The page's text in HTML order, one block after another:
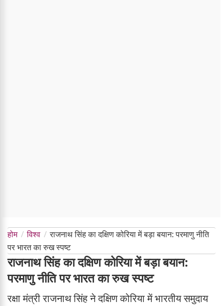
होम विश्व
राजनाथ सिंह का दक्षिण कोरिया में बड़ा बयान: परमाणु नीति
पर भारत का रुख स्पष्ट
राजनाथ सिंह का दक्षिण कोरिया में बड़ा बयान:
परमाणु नीति पर भारत का रुख स्पष्ट
रक्षा मंत्री राजनाथ सिंह ने दक्षिण कोरिया में भारतीय समुदाय